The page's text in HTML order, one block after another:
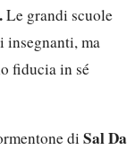
Le grandi scuole
ma
fiducia in sé
di Sal Da